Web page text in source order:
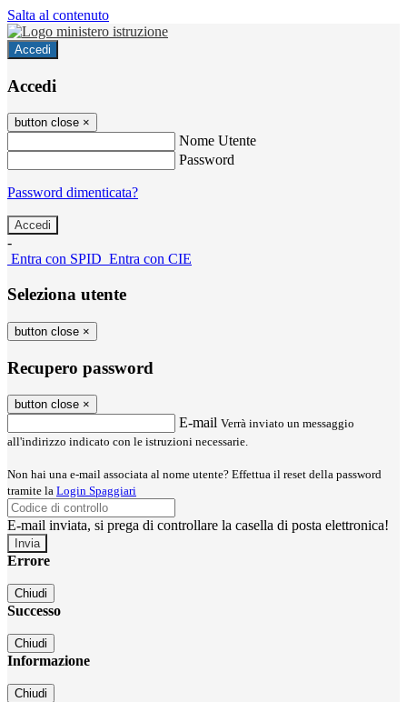
Salta al contenuto
Accedi
Accedi
button close ×
Nome Utente
Password
Password dimenticata?
-
Entra con SPID Entra con CIE
Seleziona utente
button close ×
Recupero password
button close ×
E-mail Verrà inviato un messaggio
all'indirizzo indicato con le istruzioni necessarie.
Non hai una e-mail associata al nome utente? Effettua il reset della password
tramite la Login Spaggiari
E-mail inviata, si prega di controllare la casella di posta elettronica!
Errore
Chiudi
Successo
Chiudi
Informazione
Chiudi